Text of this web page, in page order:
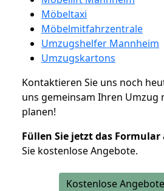
Möbeltaxi
Möbelmitfahrzentrale
Umzugshelfer Mannheim
Umzugskartons
Kontaktieren Sie uns noch
uns gemeinsam Ihren Umzug
planen!
Füllen Sie jetzt das Formular
Sie kostenlose Angebote.
Kostenlose